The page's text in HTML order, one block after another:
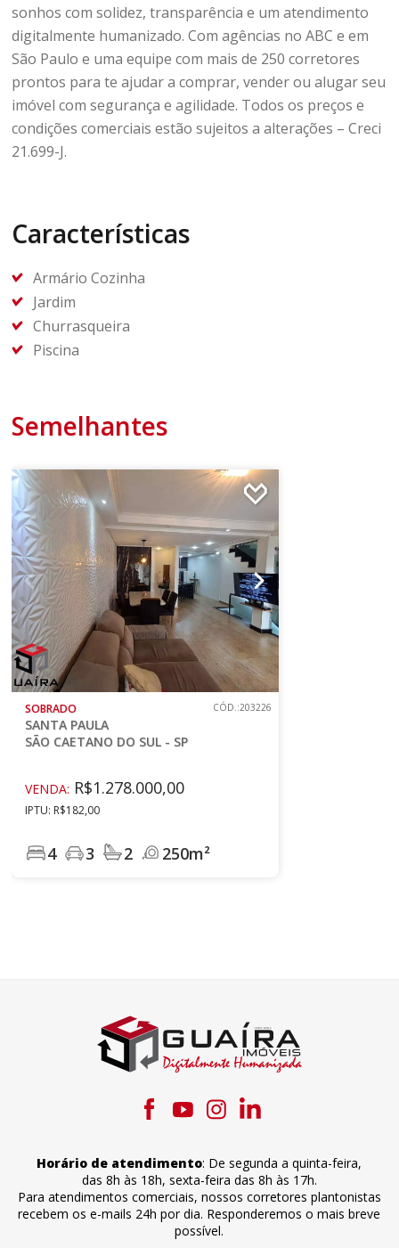
sonhos com solidez, transparência e um atendimento
digitalmente humanizado. Com agências no ABC e em
São Paulo e uma equipe com mais de 250 corretores
prontos para te ajudar a comprar, vender ou alugar seu
imóvel com segurança e agilidade. Todos os preços e
condições comerciais estão sujeitos a alterações – Creci
21.699-J.
Características
Armário Cozinha
Jardim
Churrasqueira
Piscina
Semelhantes
SOBRADO
SANTA PAULA
SÃO CAETANO DO SUL - SP
CÓD.:203226
VENDA: R$1.278.000,00
IPTU: R$182,00
4 3 2 250m²
Horário de atendimento: De segunda a quinta-feira,
das 8h às 18h, sexta-feira das 8h às 17h.
Para atendimentos comerciais, nossos corretores plantonistas
recebem os e-mails 24h por dia. Responderemos o mais breve
possível.